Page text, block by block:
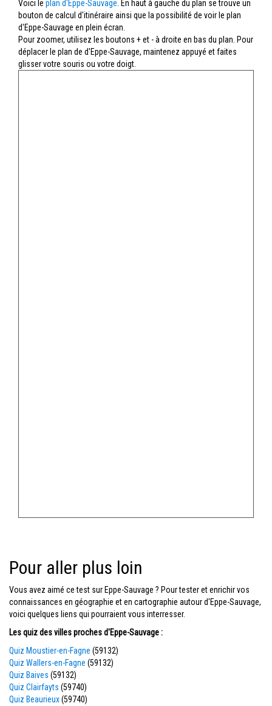
Voici le plan d'Eppe-Sauvage . En haut à gauche du plan se trouve un
bouton de calcul d'itinéraire ainsi que la possibilité de voir le plan
d'Eppe-Sauvage en plein écran.
Pour zoomer, utilisez les boutons + et - à droite en bas du plan. Pour
déplacer le plan de d'Eppe-Sauvage, maintenez appuyé et faites
glisser votre souris ou votre doigt.
Pour aller plus loin
Vous avez aimé ce test sur Eppe-Sauvage ? Pour tester et enrichir vos
connaissances en géographie et en cartographie autour d'Eppe-Sauvage,
voici quelques liens qui pourraient vous interresser.
Les quiz des villes proches d'Eppe-Sauvage :
Quiz Moustier-en-Fagne (59132)
Quiz Wallers-en-Fagne (59132)
Quiz Baives (59132)
Quiz Clairfayts (59740)
Quiz Beaurieux(59740)